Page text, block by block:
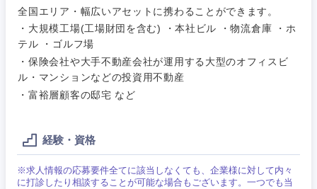
全国エリア・幅広いアセットに携わることができます。
・大規模工場(工場財団を含む) ・本社ビル ・物流倉庫 ・ホ
テル ・ゴルフ場
・保険会社や大手不動産会社が運用する大型のオフィスビ
ル・マンションなどの投資用不動産
・富裕層顧客の邸宅 など
経験・資格
※求人情報の応募要件全てに該当しなくても、企業様に対して内々
に打診したり相談することが可能な場合もございます。一つでも当
経営ボー
ド
管理
SCM
人事
マーケテ
ィング
事業企画・事業開発
経営企画
管理
SCM
人事
自動車・機械・船舶
電気・電子・半導体
食品・化粧品・アパレル・消費財
秋田県 岩手県
宮城県 山形県
推奨年齢
20代 30代
こだわり条件を入力ください